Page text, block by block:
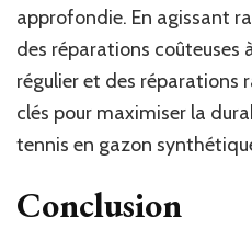
approfondie. En agissant
des réparations coûteuses
régulier et des réparations
clés pour maximiser la
tennis en gazon
Conclusion